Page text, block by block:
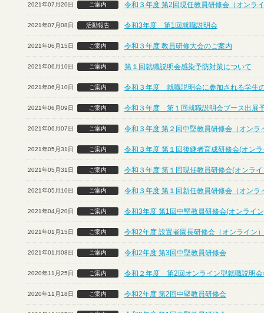
2021年07月20日 ご案内 令和３年度 第2回現任教員研修会（オンラ
2021年07月08日 活動報告 令和3年度 第1回就職説明会
2021年06月15日 ご案内 令和３年度 教員研修大会のご案内
2021年06月10日 ご案内 第１回就職説明会感染予防対策について
2021年06月10日 ご案内 令和３年度 就職説明会に参加される学生
2021年06月09日 ご案内 令和３年度 第１回就職説明会ブース出展
2021年06月07日 ご案内 令和３年度 第２回中堅教員研修会（オンラ
2021年05月31日 ご案内 令和３年度 第１回後継者育成研修会(オン
2021年05月31日 ご案内 令和３年度 第１回現任教員研修会(オンラ
2021年05月10日 ご案内 令和３年度 第１回新任教員研修会（オンラ
2021年04月20日 ご案内 令和3年度 第1回中堅教員研修会(オンライ
2021年01月15日 ご案内 令和2年度 設置者園長研修会（オンライン）
2021年01月08日 ご案内 令和2年度 第3回中堅教員研修会
2020年11月25日 ご案内 令和２年度 第2回オンライン型就職説明会
2020年11月18日 ご案内 令和2年度 第2回中堅教員研修会